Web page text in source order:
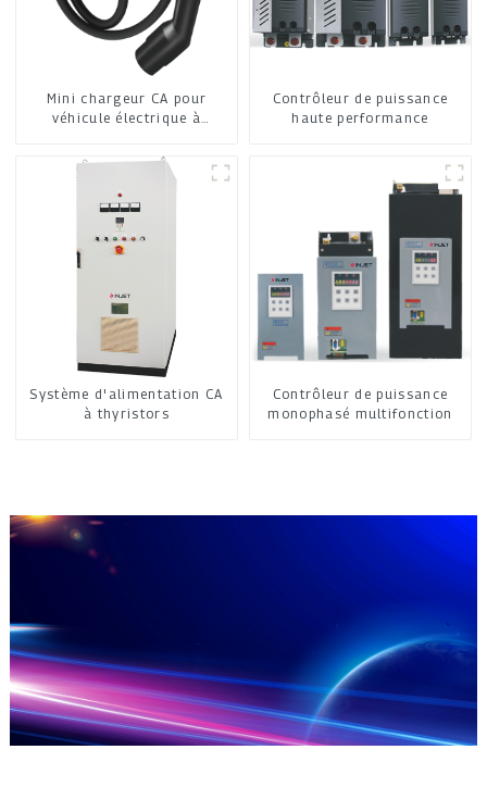
Mini chargeur CA pour
véhicule électrique à
Contrôleur de puissance
haute performance
Système d'alimentation CA
à thyristors
Contrôleur de puissance
monophasé multifonction